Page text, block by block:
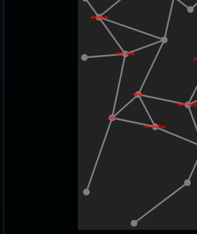
entrance
camp
join
cliff_ramp
no_bridge